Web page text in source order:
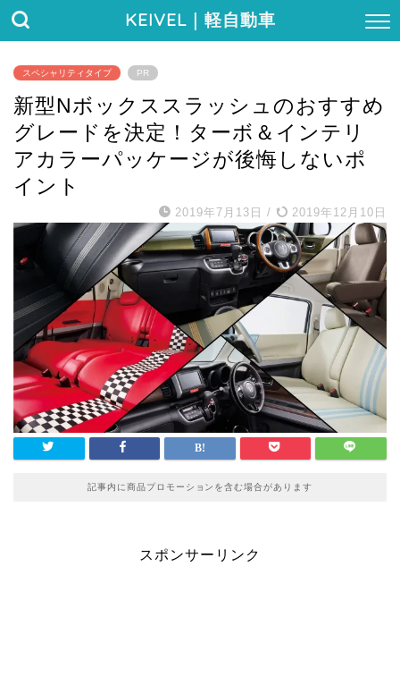
KEIVEL｜軽自動車
スペシャリティタイプ PR
新型Nボックススラッシュのおすすめ
グレードを決定！ターボ＆インテリ
アカラーパッケージが後悔しないポ
イント
2019年7月13日 / 2019年12月10日
記事内に商品プロモーションを含む場合があります
スポンサーリンク